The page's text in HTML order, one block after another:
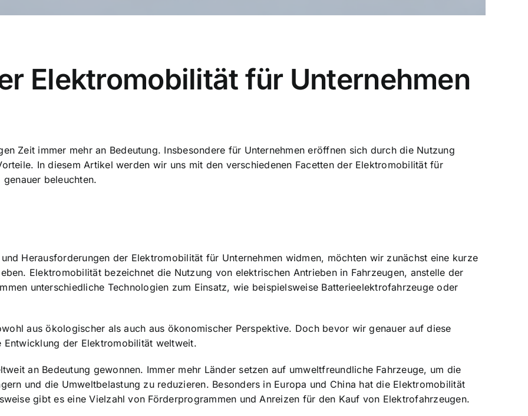
Elektromobilität für Unternehmen
Zeit immer mehr an Bedeutung. Insbesondere für Unternehmen eröffnen sich durch die Nutzung
In diesem Artikel werden wir uns mit den verschiedenen Facetten der Elektromobilität für
beleuchten.
Herausforderungen der Elektromobilität für Unternehmen widmen, möchten wir zunächst eine kurze
Elektromobilität bezeichnet die Nutzung von elektrischen Antrieben in Fahrzeugen, anstelle der
unterschiedliche Technologien zum Einsatz, wie beispielsweise Batterieelektrofahrzeuge oder
aus ökologischer als auch aus ökonomischer Perspektive. Doch bevor wir genauer auf diese
Entwicklung der Elektromobilität weltweit.
an Bedeutung gewonnen. Immer mehr Länder setzen auf umweltfreundliche Fahrzeuge, um die
und die Umweltbelastung zu reduzieren. Besonders in Europa und China hat die Elektromobilität
gibt es eine Vielzahl von Förderprogrammen und Anreizen für den Kauf von Elektrofahrzeugen.